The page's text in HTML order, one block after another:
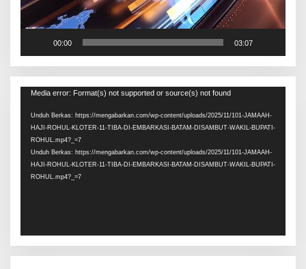
00:00 03:07
Pemutar
Media error: Format(s) not supported or source(s) not found
Unduh Berkas: https://mengabarkan.com/wp-content/uploads/2025/11/101-JAMAAH-
HAJI-ROHUL-KLOTER-11-TIBA-DI-EMBARKASI-BATAM-DISAMBUT-WAKIL-BUPATI-
ROHUL.mp4?_=7
Unduh Berkas: https://mengabarkan.com/wp-content/uploads/2025/11/101-JAMAAH-
HAJI-ROHUL-KLOTER-11-TIBA-DI-EMBARKASI-BATAM-DISAMBUT-WAKIL-BUPATI-
ROHUL.mp4?_=7